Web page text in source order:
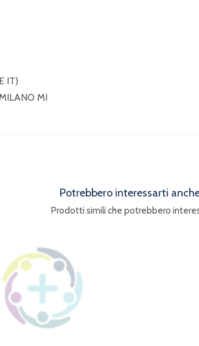
IT)
MI
Potrebbero interessarti
Prodotti simili che potrebbero